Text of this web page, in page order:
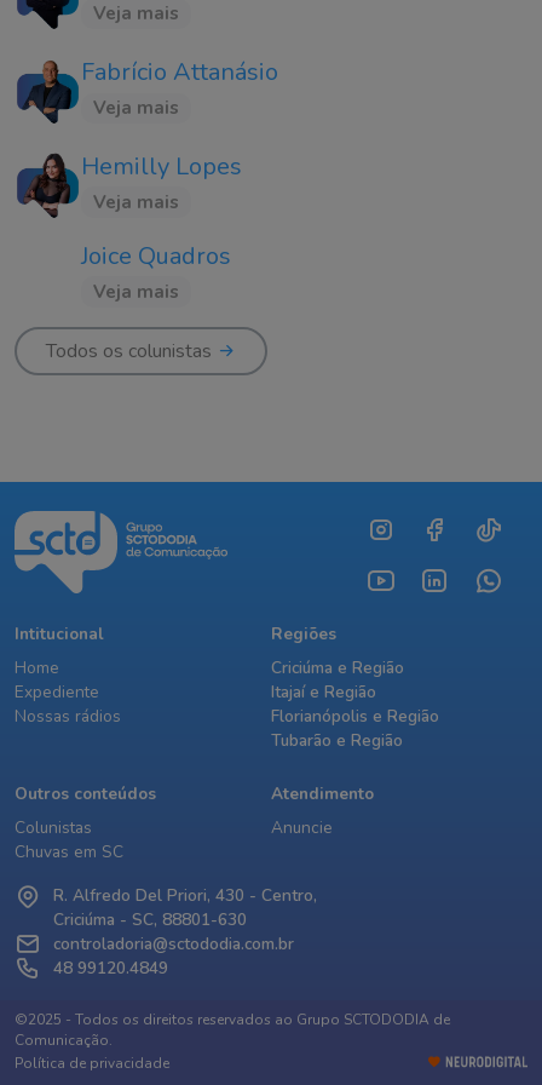
Veja mais
Fabrício Attanásio
Veja mais
Hemilly Lopes
Veja mais
Joice Quadros
Veja mais
Todos os colunistas
Intitucional
Home
Expediente
Nossas rádios
Regiões
Criciúma e Região
Itajaí e Região
Florianópolis e Região
Tubarão e Região
Outros conteúdos
Colunistas
Chuvas em SC
Atendimento
Anuncie
R. Alfredo Del Priori, 430 - Centro,
Criciúma - SC, 88801-630
controladoria@sctododia.com.br
48 99120.4849
©2025 - Todos os direitos reservados ao Grupo SCTODODIA de
Comunicação.
Política de privacidade